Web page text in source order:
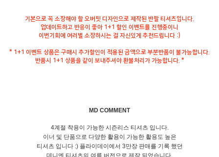
기본으로 꼭 소장해야 할 오버핏 디자인으로 제작된 반팔 티셔츠입니다.
업데이트하고 반응이 좋아 1+1 할인 이벤트를 진행중이니
이번기회에 여러벌 소장하시는 걸 자신있게 추천드립니다 :)
* 1+1 이벤트 상품은 구매시 추가할인이 적용된 금액으로 부분반품이 불가능합니다.
반품시 1+1 상품을 같이 보내주셔야 환불처리가 가능합니다. *
MD COMMENT
4계절 착용이 가능한 시즌리스 티셔츠 입니다.
이너 및 단품으로 다양한 활용이 가능한 활용도 높은
티셔츠 입니다 :) 플라이데이에서 3만장 판매를 기록 했던
데니엔 티셔츠의 여름 버전으로 제작 되었습니다.